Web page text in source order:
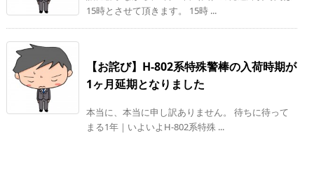
15時とさせて頂きます。 15時 ...
【お詫び】H-802系特殊警棒の入荷時期が
1ヶ月延期となりました
本当に、本当に申し訳ありません。 待ちに待って
まる1年｜いよいよH-802系特殊 ...